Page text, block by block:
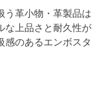
う革小物・革製品は
な上品さと耐久性が
感のあるエンボスタ